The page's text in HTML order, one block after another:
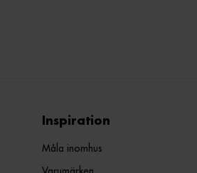
Inspiration
Måla inomhus